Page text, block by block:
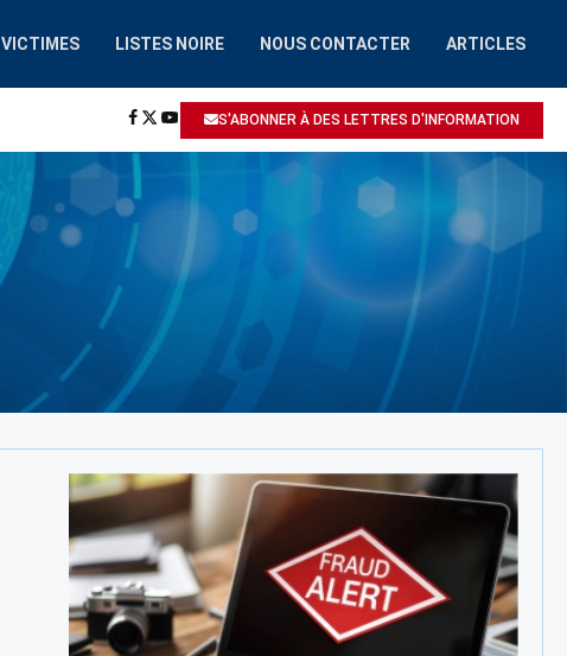
VICTIMES LISTES NOIRE NOUS CONTACTER ARTICLES
ALPHAAIROBOT.COMA ÉTÉ SIGNALÉ: ESCROQUERIE / ARNAQUE
S'ABONNER À DES LETTRES D'INFORMATION